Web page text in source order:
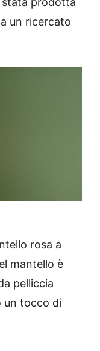
un ricercato
rosa a
mantello è
pelliccia
un tocco di